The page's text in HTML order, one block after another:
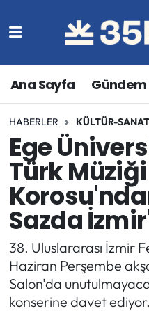
Ana Sayfa Gündem
HABERLER KÜLTÜR-SANAT
Ege
Türk Müziği
Sazda
38. Uluslararası İzmir
Haziran Perşembe
Salon'da
konserine davet ediyor.